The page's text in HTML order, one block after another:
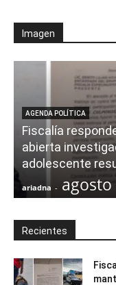
Imagen
AGENDA POLÍTICA
Fiscalía
abierta
adolescente
ariadna - agosto
Recientes